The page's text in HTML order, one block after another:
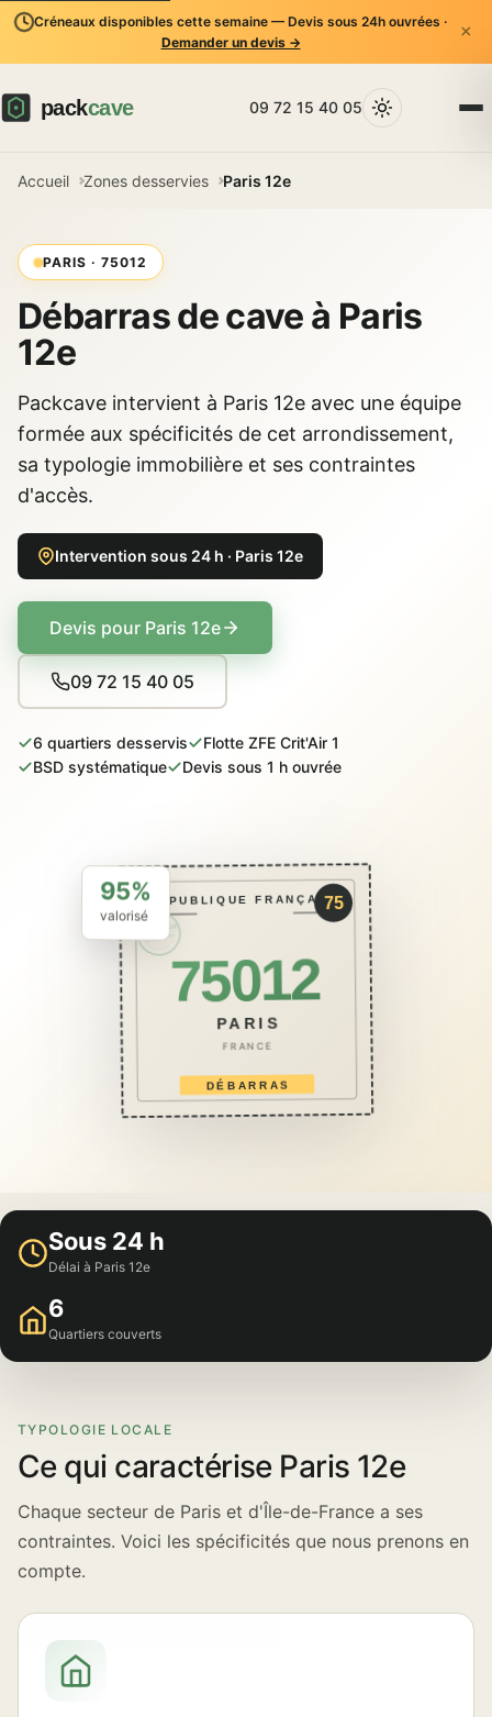
Créneaux disponibles cette semaine — Devis sous 24h ouvrées ·
Demander un devis →
×
09 72 15 40 05
Accueil Zones desservies Paris 12e
PARIS · 75012
Débarras de cave à Paris
12e
Packcave intervient à Paris 12e avec une équipe
formée aux spécificités de cet arrondissement,
sa typologie immobilière et ses contraintes
d'accès.
Intervention sous 24 h · Paris 12e
Devis pour Paris 12e
09 72 15 40 05
6 quartiers desservis
Flotte ZFE Crit'Air 1
BSD systématique
Devis sous 1 h ouvrée
RÉPUBLIQUE FRANÇAISE
75012
PARIS
FRANCE
DÉBARRAS
PACKCAVE
ÉCO · BSD
75
95%
valorisé
Sous 24 h
Délai à Paris 12e
6
Quartiers couverts
TYPOLOGIE LOCALE
Ce qui caractérise Paris 12e
Chaque secteur de Paris et d'Île-de-France a ses
contraintes. Voici les spécificités que nous prenons en
compte.